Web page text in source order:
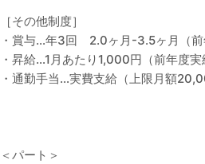
［その他制度］
・賞与…年3回 2.0ヶ月-3.5ヶ月（前
・昇給…1月あたり1,000円（前年度実
・通勤手当…実費支給（上限月額
＜パート＞